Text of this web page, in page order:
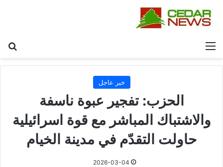
القائمة
خبر عاجل
الحزب: تفجير عبوة ناسفة
والاشتباك المباشر مع قوة اسرائيلية
حاولت التقدّم في مدينة الخيام
2026-03-04